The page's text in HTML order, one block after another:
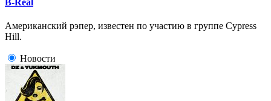
Американский рэпер, известен по участию в группе Cypress
Hill.
Новости